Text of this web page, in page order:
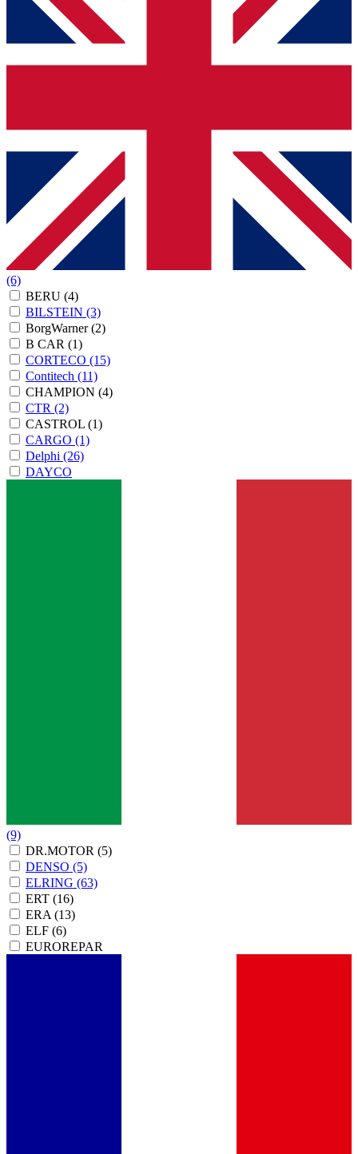
(6)
BERU (4)
BILSTEIN (3)
BorgWarner(2)
B CAR (1)
CORTECO (15)
Contitech (11)
CHAMPION (4)
CTR (2)
CASTROL (1)
CARGO (1)
Delphi (26)
DAYCO
(9)
DR.MOTOR (5)
DENSO (5)
ELRING (63)
ERT (16)
ERA (13)
ELF (6)
EUROREPAR